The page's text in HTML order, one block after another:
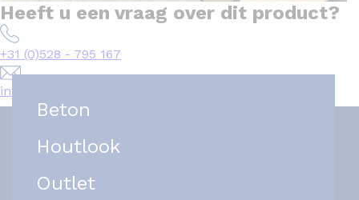
Heeft u een vraag over dit product?
+31 (0)528 - 795 167
info@het-tegelplein.nl
Beton
Houtlook
Outlet